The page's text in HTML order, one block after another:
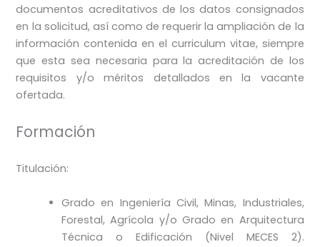
documentos acreditativos de los datos consignados
en la solicitud, así como de requerir la ampliación de la
información contenida en el curriculum vitae, siempre
que esta sea necesaria para la acreditación de los
requisitos y/o méritos detallados en la vacante
ofertada.
Formación
Titulación:
Grado en Ingeniería Civil, Minas, Industriales,
Forestal, Agrícola y/o Grado en Arquitectura
Técnica o Edificación (Nivel MECES 2).